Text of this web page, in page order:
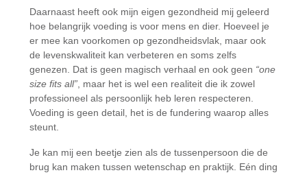
Daarnaast heeft ook mijn eigen gezondheid mij geleerd
hoe belangrijk voeding is voor mens en dier. Hoeveel je
er mee kan voorkomen op gezondheidsvlak, maar ook
de levenskwaliteit kan verbeteren en soms zelfs
genezen. Dat is geen magisch verhaal en ook geen “one
size fits all”, maar het is wel een realiteit die ik zowel
professioneel als persoonlijk heb leren respecteren.
Voeding is geen detail, het is de fundering waarop alles
steunt.
Je kan mij een beetje zien als de tussenpersoon die de
brug kan maken tussen wetenschap en praktijk. Eén ding